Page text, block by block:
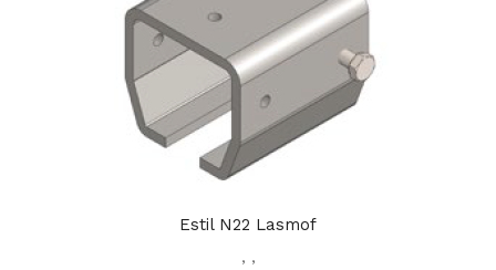
Estil N22 Lasmof
, ,